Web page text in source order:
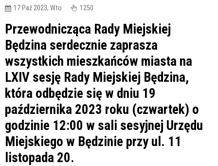
17 Paź 2023, Wto 1250
Przewodnicząca Rady Miejskiej
Będzina serdecznie zaprasza
wszystkich mieszkańców miasta na
LXIV sesję Rady Miejskiej Będzina,
która odbędzie się w dniu 19
października 2023 roku (czwartek) o
godzinie 12:00 w sali sesyjnej Urzędu
Miejskiego w Będzinie przy ul. 11
listopada 20.